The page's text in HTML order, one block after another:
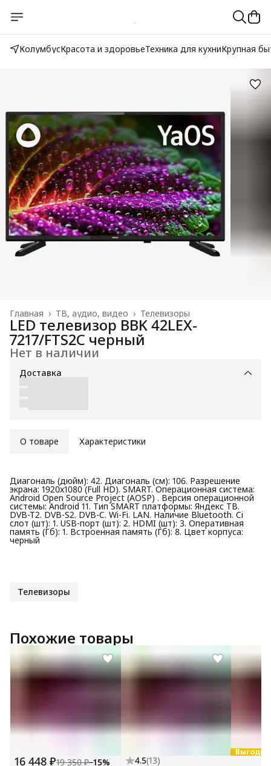
КолумбусКрасота и здоровьеТехника для кухниКрупная
Телевизоры
ТВ, аудио, видео ›
Главная ›
LED телевизор BBK 42LEX-
7217/FTS2C черный
Нет в наличии
Доставка
О товаре Характеристики
Диагональ (дюйм): 42. Диагональ (см): 106. Разрешение
экрана: 1920x1080 (Full HD). SMART. Операционная система:
Android Open Source Project (AOSP) . Версия операционной
системы: Android 11. Тип SMART платформы: Яндекс ТВ.
DVB-T2. DVB-S2. DVB-C. Wi-Fi. LAN. Наличие Bluetooth. Ci
слот (шт): 1. USB-порт (шт): 2. HDMI (шт): 3. Оперативная
память (Гб): 1. Встроенная память (Гб): 8. Цвет корпуса:
черный
Телевизоры
Похожие товары
16 448 ₽19 350 ₽−15% 4.5(13)
Выгодно